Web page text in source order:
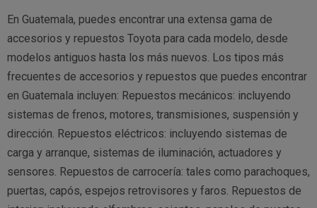
En Guatemala, puedes encontrar una extensa gama de
accesorios y repuestos Toyota para cada modelo, desde
modelos antiguos hasta los más nuevos. Los tipos más
frecuentes de accesorios y repuestos que puedes encontrar
en Guatemala incluyen: Repuestos mecánicos: incluyendo
sistemas de frenos, motores, transmisiones, suspensión y
dirección. Repuestos eléctricos: incluyendo sistemas de
carga y arranque, sistemas de iluminación, actuadores y
sensores. Repuestos de carrocería: tales como parachoques,
puertas, capós, espejos retrovisores y faros. Repuestos de